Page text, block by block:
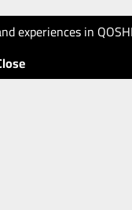
experiences in